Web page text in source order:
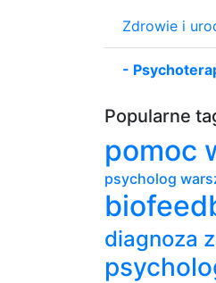
Zdrowie i
-
Popularne
pomoc
psycholog
diagnoza